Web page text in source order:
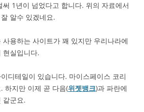
1년이 넘었다고 합니다. 위의 자료에서
알수 있겠네요.
용하는 사이트가 꽤 있지만 우리나라에
현실입니다.
디테일이 있습니다. 마이스페이스 코리
하지만 이제 곧 다음(위젯뱅크)과 파란에
같군요.